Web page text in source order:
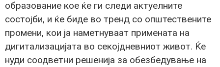
образование кое ќе ги следи актуелните
состојби, и ќе биде во тренд со општествените
промени, кои ја наметнуваат примената на
дигитализацијата во секојдневниот живот. Ќе
нуди соодветни решенија за обезбедување на